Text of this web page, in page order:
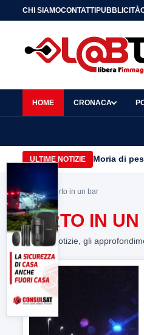
CHI SIAMOCONTATTIPUBBLICITÀ
HOME CRONACA
ULTIME NOTIZIE Moria di
Home> Furto in un bar
FURTO IN
Tutte le notizie, gli